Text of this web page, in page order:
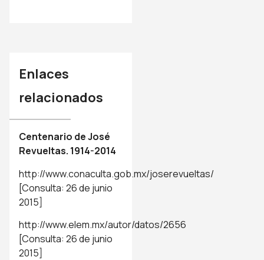
Enlaces
relacionados
Centenario de José
Revueltas. 1914-2014
http://www.conaculta.gob.mx/joserevueltas/
[Consulta: 26 de junio
2015]
http://www.elem.mx/autor/datos/2656
[Consulta: 26 de junio
2015]